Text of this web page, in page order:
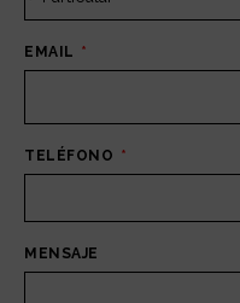
EMAIL
TELÉFONO
MENSAJE